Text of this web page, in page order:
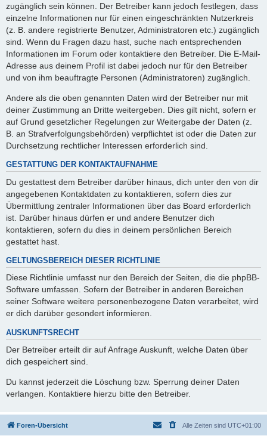
zugänglich sein können. Der Betreiber kann jedoch festlegen, dass
einzelne Informationen nur für einen eingeschränkten Nutzerkreis
(z. B. andere registrierte Benutzer, Administratoren etc.) zugänglich
sind. Wenn du Fragen dazu hast, suche nach entsprechenden
Informationen im Forum oder kontaktiere den Betreiber. Die E-Mail-
Adresse aus deinem Profil ist dabei jedoch nur für den Betreiber
und von ihm beauftragte Personen (Administratoren) zugänglich.
Andere als die oben genannten Daten wird der Betreiber nur mit
deiner Zustimmung an Dritte weitergeben. Dies gilt nicht, sofern er
auf Grund gesetzlicher Regelungen zur Weitergabe der Daten (z.
B. an Strafverfolgungsbehörden) verpflichtet ist oder die Daten zur
Durchsetzung rechtlicher Interessen erforderlich sind.
GESTATTUNG DER KONTAKTAUFNAHME
Du gestattest dem Betreiber darüber hinaus, dich unter den von dir
angegebenen Kontaktdaten zu kontaktieren, sofern dies zur
Übermittlung zentraler Informationen über das Board erforderlich
ist. Darüber hinaus dürfen er und andere Benutzer dich
kontaktieren, sofern du dies in deinem persönlichen Bereich
gestattet hast.
GELTUNGSBEREICH DIESER RICHTLINIE
Diese Richtlinie umfasst nur den Bereich der Seiten, die die phpBB-
Software umfassen. Sofern der Betreiber in anderen Bereichen
seiner Software weitere personenbezogene Daten verarbeitet, wird
er dich darüber gesondert informieren.
AUSKUNFTSRECHT
Der Betreiber erteilt dir auf Anfrage Auskunft, welche Daten über
dich gespeichert sind.
Du kannst jederzeit die Löschung bzw. Sperrung deiner Daten
verlangen. Kontaktiere hierzu bitte den Betreiber.
Foren-Übersicht Alle Zeiten sind UTC+01:00